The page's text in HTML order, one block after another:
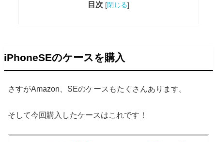
目次 [閉じる]
iPhoneSEのケースを購入
さすがAmazon、SEのケースもたくさんあります。
そして今回購入したケースはこれです！